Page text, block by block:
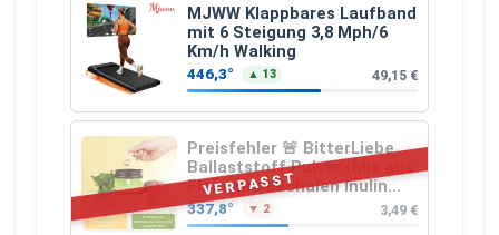
MJWW Klappbares Laufband
mit 6 Steigung 3,8 Mph/6
Km/h Walking
446,3° ▲ 13 49,15 €
VERPASST
Preisfehler 🚨 BitterLiebe
Ballaststoff Pulver (Mix aus
Flohsamenschalen Inulin
(Präbiotika) Leinsamen &
Apfelfaser)
337,8° ▼ 2 3,49 €